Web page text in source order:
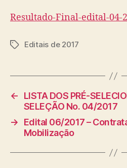
Resultado-Final-edital-04-
TagsEditais de 2017
←
LISTA DOS PRÉ-
SELEÇÃO No. 04/2017
→
Edital 06/2017 –
Mobilização